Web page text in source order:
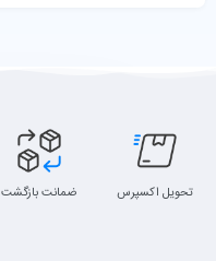
تحویل اکسپرس ضمانت بازگشت